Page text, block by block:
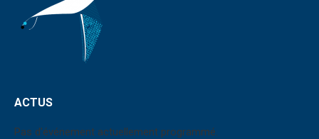
ACTUS
Pas d'événement actuellement programmé.